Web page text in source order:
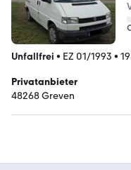
Unfallfrei • EZ 01/1993 •
Privatanbieter
48268 Greven